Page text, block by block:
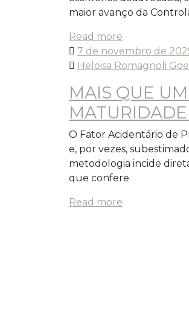
maior avanço da
Read more
7 de novembro de
Heloisa Romagnoli
MAIS QUE
O Fator Acidentário de
e, por vezes,
metodologia incide
que confere
Read more